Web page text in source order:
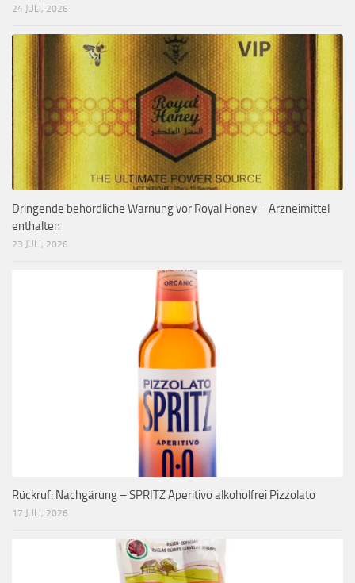
24 JULI, 2026
Dringende behördliche Warnung vor Royal Honey – Arzneimittel
enthalten
23 JULI, 2026
Rückruf: Nachgärung – SPRITZ Aperitivo alkoholfrei Pizzolato
17 JULI, 2026